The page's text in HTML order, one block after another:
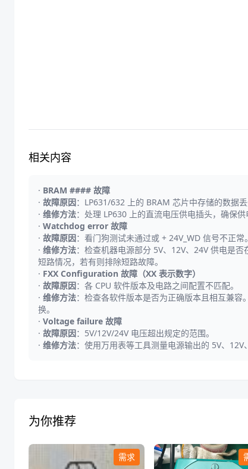
相关内容
· BRAM #### 故障
· 故障原因：LP631/632 上的 BRAM 芯片中存储的数据丢
· 维修方法：处理 LP630 上的直流电压供电插头，确保
· Watchdog error 故障
· 故障原因：看门狗测试未通过或 + 24V_WD 信号不正常。
· 维修方法：检查机器电源部分 5V、12V、24V 供电是
短路情况，若有则排除短路故障。
· FXX Configuration 故障（XX 表示数字）
· 故障原因：各 CPU 软件版本及电路之间配置不匹配。
· 维修方法：检查各软件版本是否为正确版本且相互兼
换。
· Voltage failure 故障
· 故障原因：5V/12V/24V 电压超出规定的范围。
· 维修方法：使用万用表等工具测量电源输出的 5V、
为你推荐
需求